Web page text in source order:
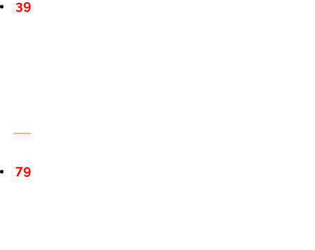
39
79